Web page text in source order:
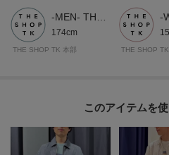
174cm
THE SHOP TK 本部 THE SHOP
このアイテムを